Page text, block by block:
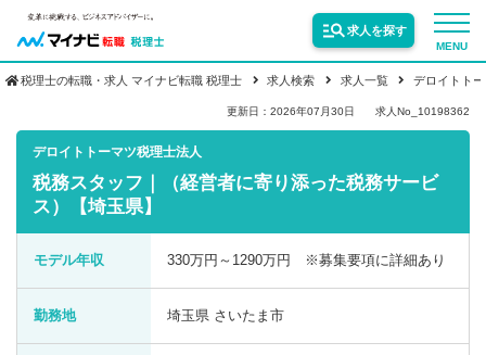
MENU
求人を探す
転職お役立ち情報
業界情報
税理士の転職・求人 マイナビ転職 税理士 求人検索 求人一覧 デロイトト
更新日：2026年07月30日 求人No_10198362
デロイトトーマツ税理士法人
税務スタッフ｜（経営者に寄り添った税務サービ
ス）【埼玉県】
モデル年収 330万円～1290万円 ※募集要項に詳細あり
勤務地 埼玉県 さいたま市